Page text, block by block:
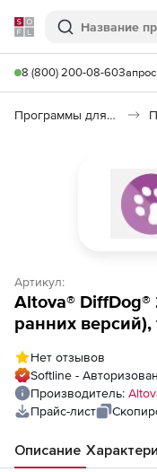
Softline
Поиск
8 (800) 200-08-60
Программы для программирования
Артикул:
Altova® DiffDog®
ранних
Professional
Нет отзывов
Softline -
Производитель:
Прайс-лист
Описание